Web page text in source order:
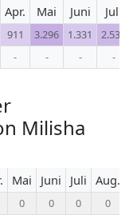
Apr. Mai Juni Juli
911 3.296 1.331
2.535
- - - -
Milisha
Mai Juni Juli Aug.
0 0 0 0